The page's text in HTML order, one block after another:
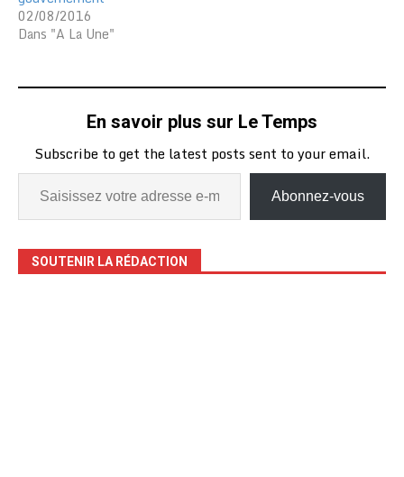
02/08/2016
Dans "A La Une"
En savoir plus sur Le Temps
Subscribe to get the latest posts sent to your email.
Abonnez-vous
SOUTENIR LA RÉDACTION